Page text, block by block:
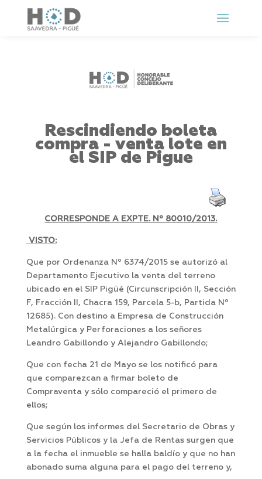
Rescindiendo boleta
compra - venta lote en
el SIP de Pigue
CORRESPONDE A EXPTE. Nº 80010/2013.
VISTO:
Que por Ordenanza Nº 6374/2015 se autorizó al
Departamento Ejecutivo la venta del terreno
ubicado en el SIP Pigüé (Circunscripción II, Sección
F, Fracción II, Chacra 159, Parcela 5-b, Partida Nº
12685). Con destino a Empresa de Construcción
Metalúrgica y Perforaciones a los señores
Leandro Gabillondo y Alejandro Gabillondo;
Que con fecha 21 de Mayo se los notificó para
que comparezcan a firmar boleto de
Compraventa y sólo compareció el primero de
ellos;
Que según los informes del Secretario de Obras y
Servicios Públicos y la Jefa de Rentas surgen que
a la fecha el inmueble se halla baldío y que no han
abonado suma alguna para el pago del terreno y,